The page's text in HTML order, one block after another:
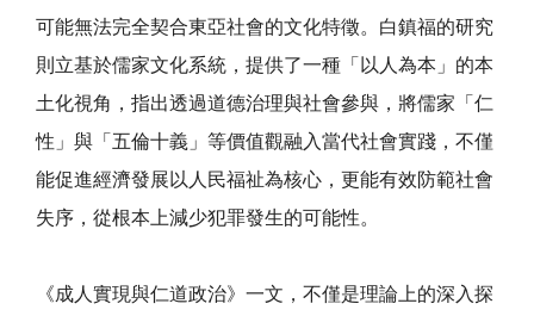
可能無法完全契合東亞社會的文化特徵。白鎮福的研究
則立基於儒家文化系統，提供了一種「以人為本」的本
土化視角，指出透過道德治理與社會參與，將儒家「仁
性」與「五倫十義」等價值觀融入當代社會實踐，不僅
能促進經濟發展以人民福祉為核心，更能有效防範社會
失序，從根本上減少犯罪發生的可能性。
《成人實現與仁道政治》一文，不僅是理論上的深入探